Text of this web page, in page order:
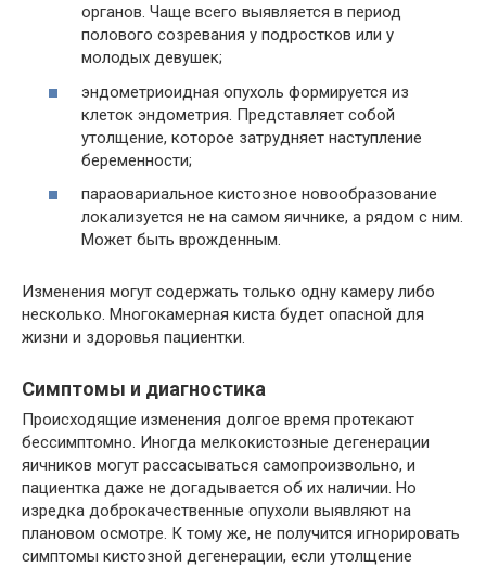
органов. Чаще всего выявляется в период
полового созревания у подростков или у
молодых девушек;
эндометриоидная опухоль формируется из
клеток эндометрия. Представляет собой
утолщение, которое затрудняет наступление
беременности;
параовариальное кистозное новообразование
локализуется не на самом яичнике, а рядом с ним.
Может быть врожденным.
Изменения могут содержать только одну камеру либо
несколько. Многокамерная киста будет опасной для
жизни и здоровья пациентки.
Симптомы и диагностика
Происходящие изменения долгое время протекают
бессимптомно. Иногда мелкокистозные дегенерации
яичников могут рассасываться самопроизвольно, и
пациентка даже не догадывается об их наличии. Но
изредка доброкачественные опухоли выявляют на
плановом осмотре. К тому же, не получится игнорировать
симптомы кистозной дегенерации, если утолщение